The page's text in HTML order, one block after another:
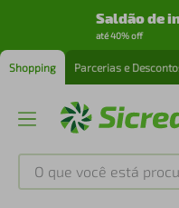
Saldão de
até 40% off
Shopping Parcerias e
O que você está